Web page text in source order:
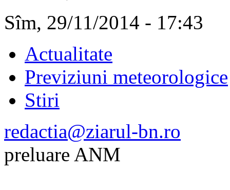
Sîm, 29/11/2014 - 17:43
Actualitate
Previziuni meteorologice
Stiri
redactia@ziarul-bn.ro
preluare ANM